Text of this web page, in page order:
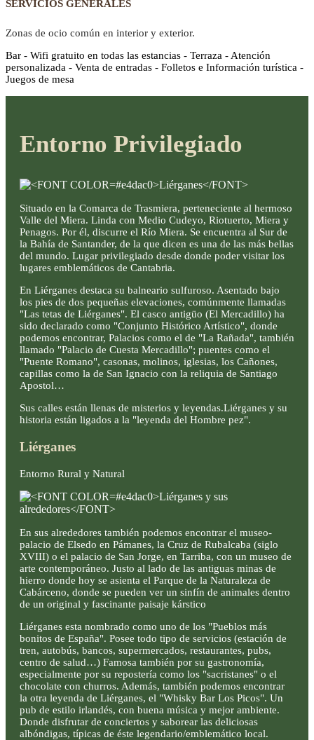
SERVICIOS GENERALES
Zonas de ocio común en interior y exterior.
Bar - Wifi gratuito en todas las estancias - Terraza - Atención
personalizada - Venta de entradas - Folletos e Información turística -
Juegos de mesa
Entorno Privilegiado
Situado en la Comarca de Trasmiera, perteneciente al hermoso
Valle del Miera. Linda con Medio Cudeyo, Riotuerto, Miera y
Penagos. Por él, discurre el Río Miera. Se encuentra al Sur de
la Bahía de Santander, de la que dicen es una de las más bellas
del mundo. Lugar privilegiado desde donde poder visitar los
lugares emblemáticos de Cantabria.
En Liérganes destaca su balneario sulfuroso. Asentado bajo
los pies de dos pequeñas elevaciones, comúnmente llamadas
"Las tetas de Liérganes". El casco antigüo (El Mercadillo) ha
sido declarado como "Conjunto Histórico Artístico", donde
podemos encontrar, Palacios como el de "La Rañada", también
llamado "Palacio de Cuesta Mercadillo"; puentes como el
"Puente Romano", casonas, molinos, iglesias, los Cañones,
capillas como la de San Ignacio con la reliquia de Santiago
Apostol…
Sus calles están llenas de misterios y leyendas.Liérganes y su
historia están ligados a la "leyenda del Hombre pez".
Liérganes
Entorno Rural y Natural
En sus alrededores también podemos encontrar el museo-
palacio de Elsedo en Pámanes, la Cruz de Rubalcaba (siglo
XVIII) o el palacio de San Jorge, en Tarriba, con un museo de
arte contemporáneo. Justo al lado de las antiguas minas de
hierro donde hoy se asienta el Parque de la Naturaleza de
Cabárceno, donde se pueden ver un sinfín de animales dentro
de un original y fascinante paisaje kárstico
Liérganes esta nombrado como uno de los "Pueblos más
bonitos de España". Posee todo tipo de servicios (estación de
tren, autobús, bancos, supermercados, restaurantes, pubs,
centro de salud…) Famosa también por su gastronomía,
especialmente por su repostería como los "sacristanes" o el
chocolate con churros. Además, también podemos encontrar
la otra leyenda de Liérganes, el "Whisky Bar Los Picos". Un
pub de estilo irlandés, con buena música y mejor ambiente.
Donde disfrutar de conciertos y saborear las deliciosas
albóndigas, típicas de éste legendario/emblemático local.